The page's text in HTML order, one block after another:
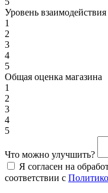
Уровень
1
2
3
4
5
Общая оценка магазина
1
2
3
4
5
Что можно улучшить?
Я согласен на
соответствии с